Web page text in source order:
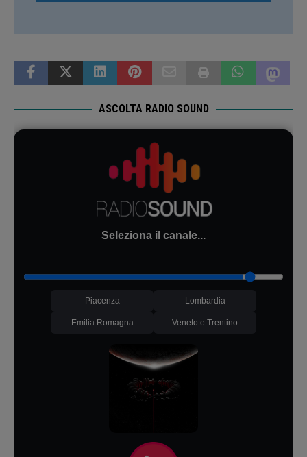
ASCOLTA RADIO SOUND
Seleziona il canale...
Piacenza Lombardia
Emilia Romagna Veneto e Trentino